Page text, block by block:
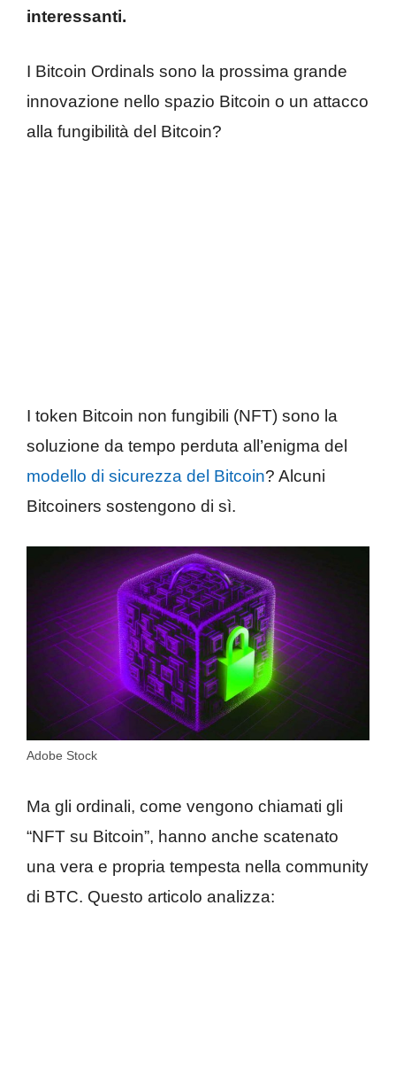
interessanti.
I Bitcoin Ordinals sono la prossima grande
innovazione nello spazio Bitcoin o un attacco
alla fungibilità del Bitcoin?
I token Bitcoin non fungibili (NFT) sono la
soluzione da tempo perduta all’enigma del
modello di sicurezza del Bitcoin? Alcuni
Bitcoiners sostengono di sì.
Adobe Stock
Ma gli ordinali, come vengono chiamati gli
“NFT su Bitcoin”, hanno anche scatenato
una vera e propria tempesta nella community
di BTC. Questo articolo analizza: